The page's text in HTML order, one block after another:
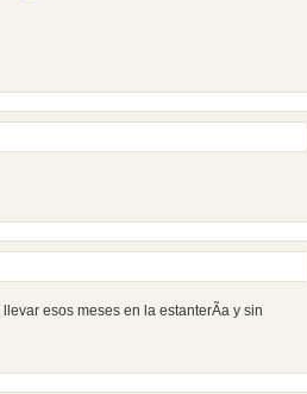
esos meses en la estanterÃ­a y sin